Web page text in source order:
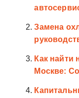
Замена
Как найти
Москве: